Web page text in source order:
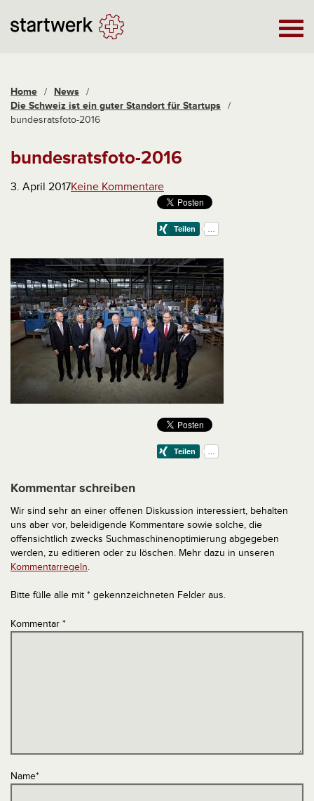
Home / News /
Die Schweiz ist ein guter Standort für Startups /
bundesratsfoto-2016
bundesratsfoto-2016
3. April 2017Keine Kommentare
Kommentar schreiben
Wir sind sehr an einer offenen Diskussion interessiert, behalten
uns aber vor, beleidigende Kommentare sowie solche, die
offensichtlich zwecks Suchmaschinenoptimierung abgegeben
werden, zu editieren oder zu löschen. Mehr dazu in unseren
Kommentarregeln.
Bitte fülle alle mit * gekennzeichneten Felder aus.
Kommentar *
Name*